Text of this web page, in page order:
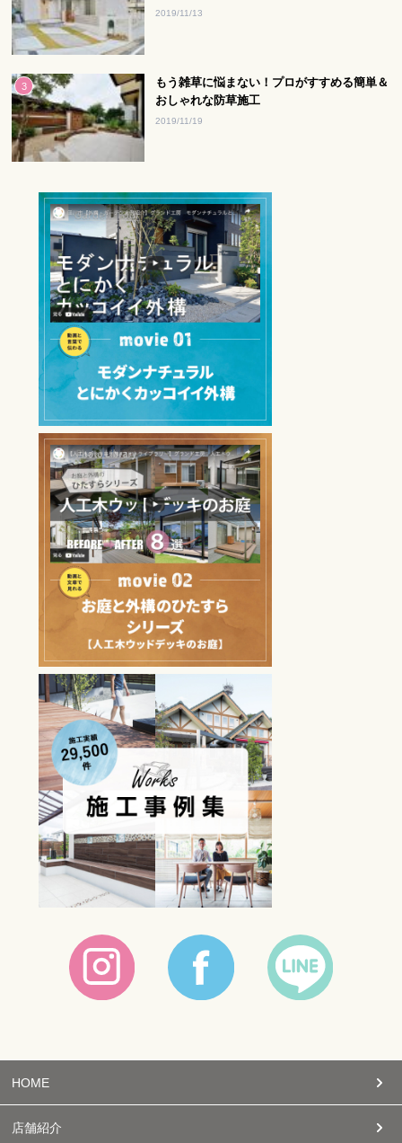
2019/11/13
もう雑草に悩まない！プロがすすめる簡単＆
おしゃれな防草施工
2019/11/19
HOME
店舗紹介